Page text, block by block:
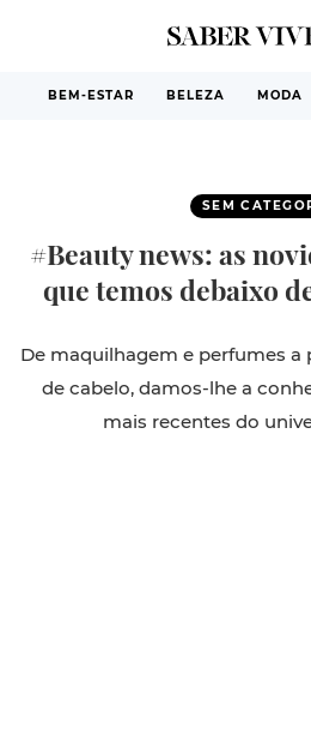
BEM-ESTAR BELEZA MODA
SEM
#Beauty news: as
que temos debaixo
De maquilhagem e perfumes a
de cabelo, damos-lhe a
mais recentes do